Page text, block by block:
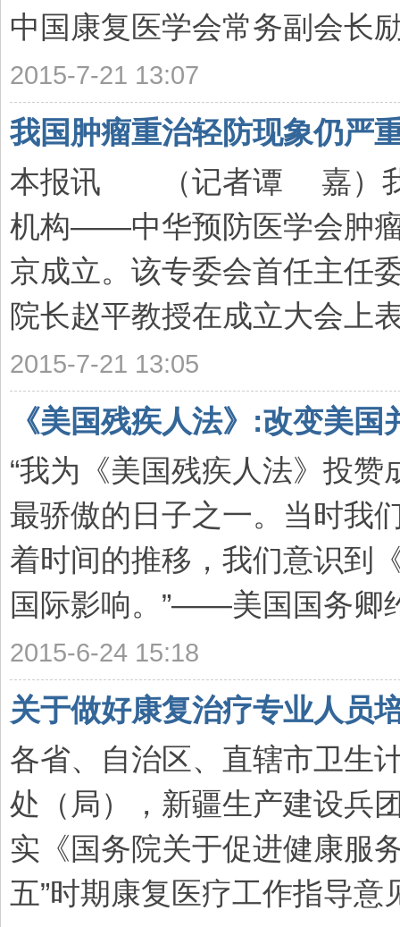
中国康复医学会常务副会长
2015-7-21 13:07
我国肿瘤重治轻防现象仍严
本报讯 （记者谭 嘉）我
机构——中华预防医学会肿
京成立。该专委会首任主任
院长赵平教授在成立大会上
2015-7-21 13:05
《美国残疾人法》:改变美
“我为《美国残疾人法》投
最骄傲的日子之一。当时我
着时间的推移，我们意识到
国际影响。”——美国国务卿
2015-6-24 15:18
关于做好康复治疗专业人员
各省、自治区、直辖市卫生
处（局），新疆生产建设兵
实《国务院关于促进健康服
五”时期康复医疗工作指导